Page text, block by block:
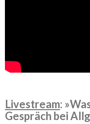
Livestream:
Gespräch bei